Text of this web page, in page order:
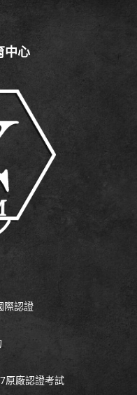
中心
際認證
原廠認證考試